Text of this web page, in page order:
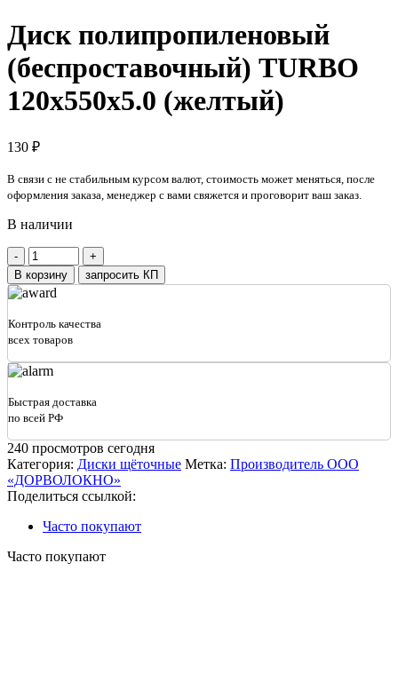
Диск полипропиленовый
(беспроставочный) TURBO
120х550х5.0 (желтый)
130 ₽
В связи с не стабильным курсом валют, стоимость может меняться, после
оформления заказа, менеджер с вами свяжется и проговорит ваш заказ.
В наличии
Количество
товара
Диск
полипропиленовый
TURBO
120х550х5.0
(желтый)
В корзину запросить КП
Контроль качества
всех товаров
Быстрая доставка
по всей РФ
240 просмотров сегодня
Категория: Диски щёточные Метка: Производитель ООО
«ДОРВОЛОКНО»
Поделиться ссылкой:
Часто покупают
Часто покупают